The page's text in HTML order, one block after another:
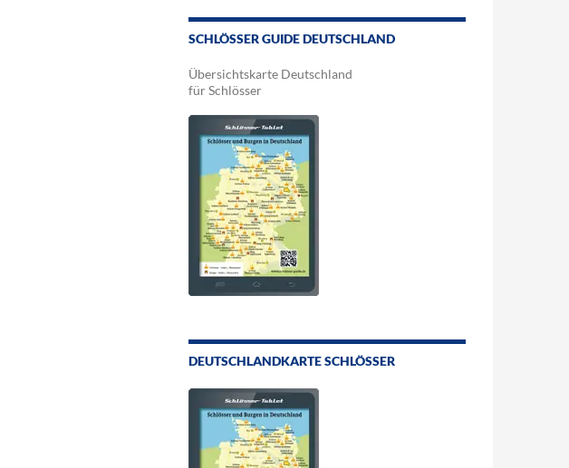
SCHLÖSSER GUIDE DEUTSCHLAND
Übersichtskarte Deutschland
für Schlösser
DEUTSCHLANDKARTE SCHLÖSSER